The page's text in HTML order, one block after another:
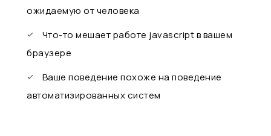
ожидаемую от человека
Что-то мешает работе javascript в вашем
браузере
Ваше поведение похоже на поведение
автоматизированных систем